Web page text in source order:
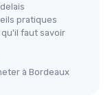
pratiques
faut savoir
à Bordeaux